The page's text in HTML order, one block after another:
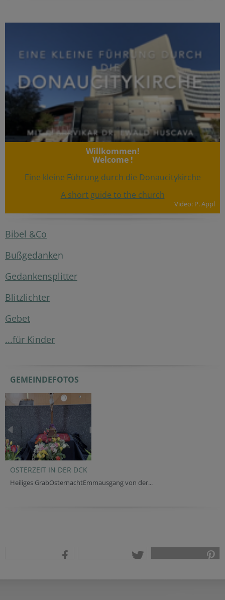
Willkommen!
Welcome !
Eine kleine Führung durch die Donaucitykirche
A short guide to the church
Video: P. Appl
Bibel &Co
Bußgedanken
Gedankensplitter
Blitzlichter
Gebet
...für Kinder
GEMEINDEFOTOS
OSTERZEIT IN DER DCK
Heiliges GrabOsternachtEmmausgang von der...